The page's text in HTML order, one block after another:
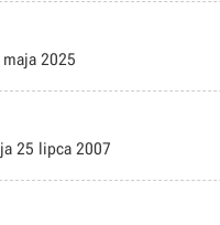
2025
25 lipca 2007